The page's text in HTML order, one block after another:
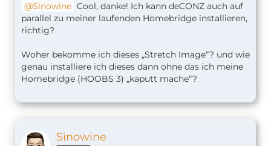
Sinowine Cool, danke! Ich kann deCONZ auch auf
parallel zu meiner laufenden Homebridge installieren,
richtig?
Woher bekomme ich dieses „Stretch Image“? und wie
genau installiere ich dieses dann ohne das ich meine
Homebridge (HOOBS 3) „kaputt mache“?
Sinowine